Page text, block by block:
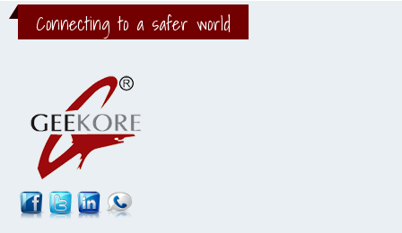
Connecting to a safer world